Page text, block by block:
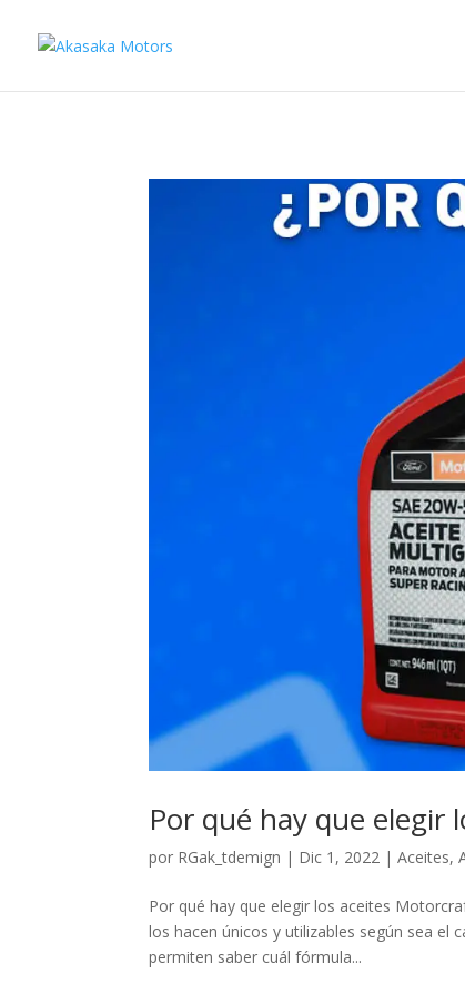
Por qué hay que elegir
por RGak_tdemign | Dic 1, 2022 |Aceites,
Por qué hay que elegir los aceites
los hacen únicos y utilizables según sea el
permiten saber cuál fórmula...